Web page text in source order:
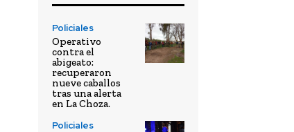
Policiales
Operativo
contra el
abigeato:
recuperaron
nueve caballos
tras una alerta
en La Choza.
Policiales